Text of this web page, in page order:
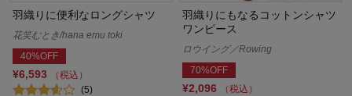
羽織りに便利なロングシャツ
花笑むとき/hana emu toki
40%OFF
¥6,593
（税込）
(5)
羽織りにもなるコットンシャツ
ワンピース
ロウイング／Rowing
70%OFF
¥2,096 （税込）